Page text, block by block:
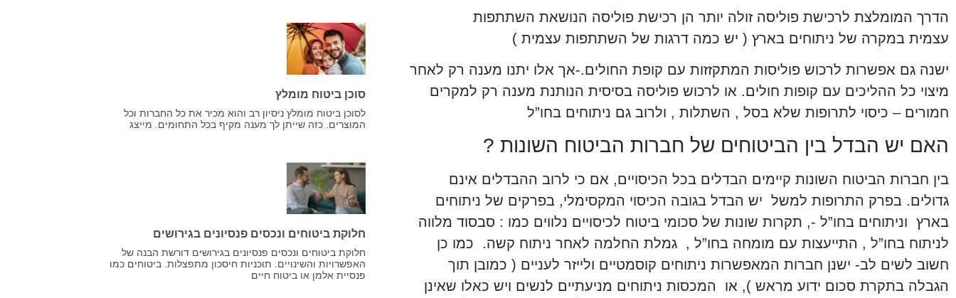
הדרך המומלצת לרכישת פוליסה זולה יותר הן רכישת פוליסה הנושאת השתתפות
עצמית במקרה של ניתוחים בארץ ( יש כמה דרגות של השתתפות עצמית )
ישנה גם אפשרות לרכוש פוליסות המתקזזות עם קופת החולים.-אך אלו יתנו מענה רק לאחר
מיצוי כל ההליכים עם קופות חולים. או לרכוש פוליסה בסיסית הנותנת מענה רק למקרים
חמורים – כיסוי לתרופות שלא בסל , השתלות , ולרוב גם ניתוחים בחו”ל
האם יש הבדל בין הביטוחים של חברות הביטוח השונות ?
בין חברות הביטוח השונות קיימים הבדלים בכל הכיסויים, אם כי לרוב ההבדלים אינם
גדולים. בפרק התרופות למשל יש הבדל בגובה הכיסוי המקסימלי, בפרקים של ניתוחים
בארץ וניתוחים בחו”ל -, תקרות שונות של סכומי ביטוח לכיסויים נלווים כמו : סבסוד מלווה
לניתוח בחו”ל , התייעצות עם מומחה בחו”ל , גמלת החלמה לאחר ניתוח קשה. כמו כן
חשוב לשים לב- ישנן חברות המאפשרות ניתוחים קוסמטיים ולייזר לעניים ( כמובן תוך
הגבלה בתקרת סכום ידוע מראש ), או המכסות ניתוחים מניעתיים לנשים ויש כאלו שאינן
סוכן ביטוח מומלץ
לסוכן ביטוח מומלץ ניסיון רב והוא מכיר את כל החברות וכל
המוצרים. כזה שייתן לך מענה מקיף בכל התחומים. מייצג
חלוקת ביטוחים ונכסים פנסיונים בגירושים
חלוקת ביטוחים ונכסים פנסיונים בגירושים דורשת הבנה של
האפשרויות והשינויים. תוכניות חיסכון מתפצלות. ביטוחים כמו
פנסיית אלמן או ביטוח חיים